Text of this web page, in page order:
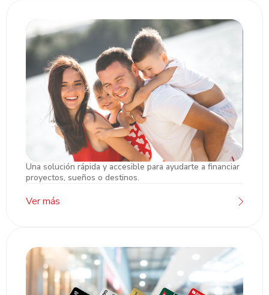
Préstamos
Una solución rápida y accesible para ayudarte a financiar
proyectos, sueños o destinos.
Ver más